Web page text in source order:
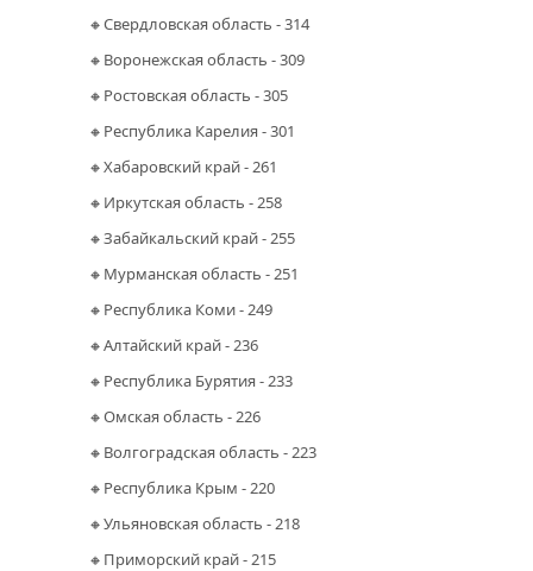
🔸Свердловская область - 314
🔸Воронежская область - 309
🔸Ростовская область - 305
🔸Республика Карелия - 301
🔸Хабаровский край - 261
🔸Иркутская область - 258
🔸Забайкальский край - 255
🔸Мурманская область - 251
🔸Республика Коми - 249
🔸Алтайский край - 236
🔸Республика Бурятия - 233
🔸Омская область - 226
🔸Волгоградская область - 223
🔸Республика Крым - 220
🔸Ульяновская область - 218
🔸Приморский край - 215